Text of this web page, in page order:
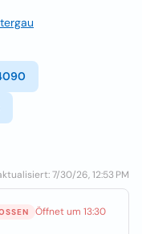
7/30/26, 12:53 PM
Öffnet um 13:30